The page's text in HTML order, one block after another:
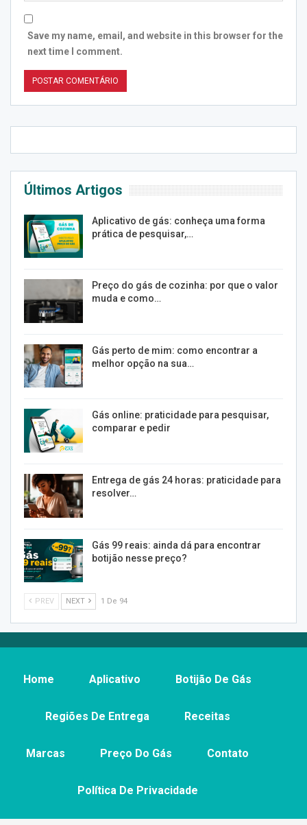
Save my name, email, and website in this browser for the
next time I comment.
Últimos Artigos
Aplicativo de gás: conheça uma forma
prática de pesquisar,…
Preço do gás de cozinha: por que o valor
muda e como…
Gás perto de mim: como encontrar a
melhor opção na sua…
Gás online: praticidade para pesquisar,
comparar e pedir
Entrega de gás 24 horas: praticidade para
resolver…
Gás 99 reais: ainda dá para encontrar
botijão nesse preço?
PREV NEXT 1 De 94
Home Aplicativo Botijão De Gás
Regiões De Entrega Receitas
Marcas Preço Do Gás Contato
Política De Privacidade